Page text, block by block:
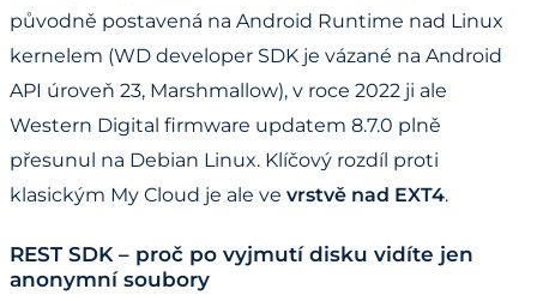
původně postavená na Android Runtime nad Linux
kernelem (WD developer SDK je vázané na Android
API úroveň 23, Marshmallow), v roce 2022 ji ale
Western Digital firmware updatem 8.7.0 plně
přesunul na Debian Linux. Klíčový rozdíl proti
klasickým My Cloud je ale ve vrstvě nad EXT4.
REST SDK – proč po vyjmutí disku vidíte jen
anonymní soubory